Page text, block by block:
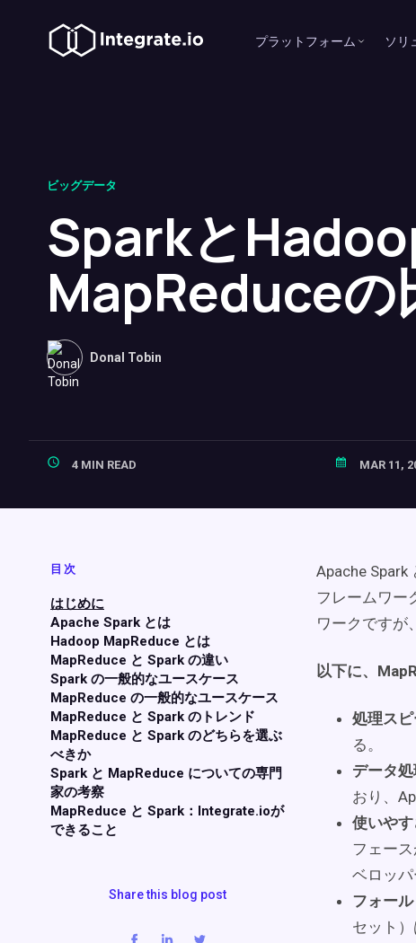
プラットフォーム ソリ
ビッグデータ
Sparkと
MapReduceの
Donal Tobin
4 MIN READ MAR 11,
目次
はじめに
Apache Spark とは
Hadoop MapReduce とは
MapReduce と Spark の違い
Spark の一般的なユースケース
MapReduce の一般的なユースケース
MapReduce と Spark のトレンド
MapReduce と Spark のどちらを選ぶ
べきか
Spark と MapReduce についての専門
家の考察
MapReduce と Spark：Integrate.ioが
できること
Share this blog post
Apache Spark
フレームワー
ワークですが
以下に、
処理ス
る。
データ
おり、
使いやす
フェー
ベロッ
フォール
セット